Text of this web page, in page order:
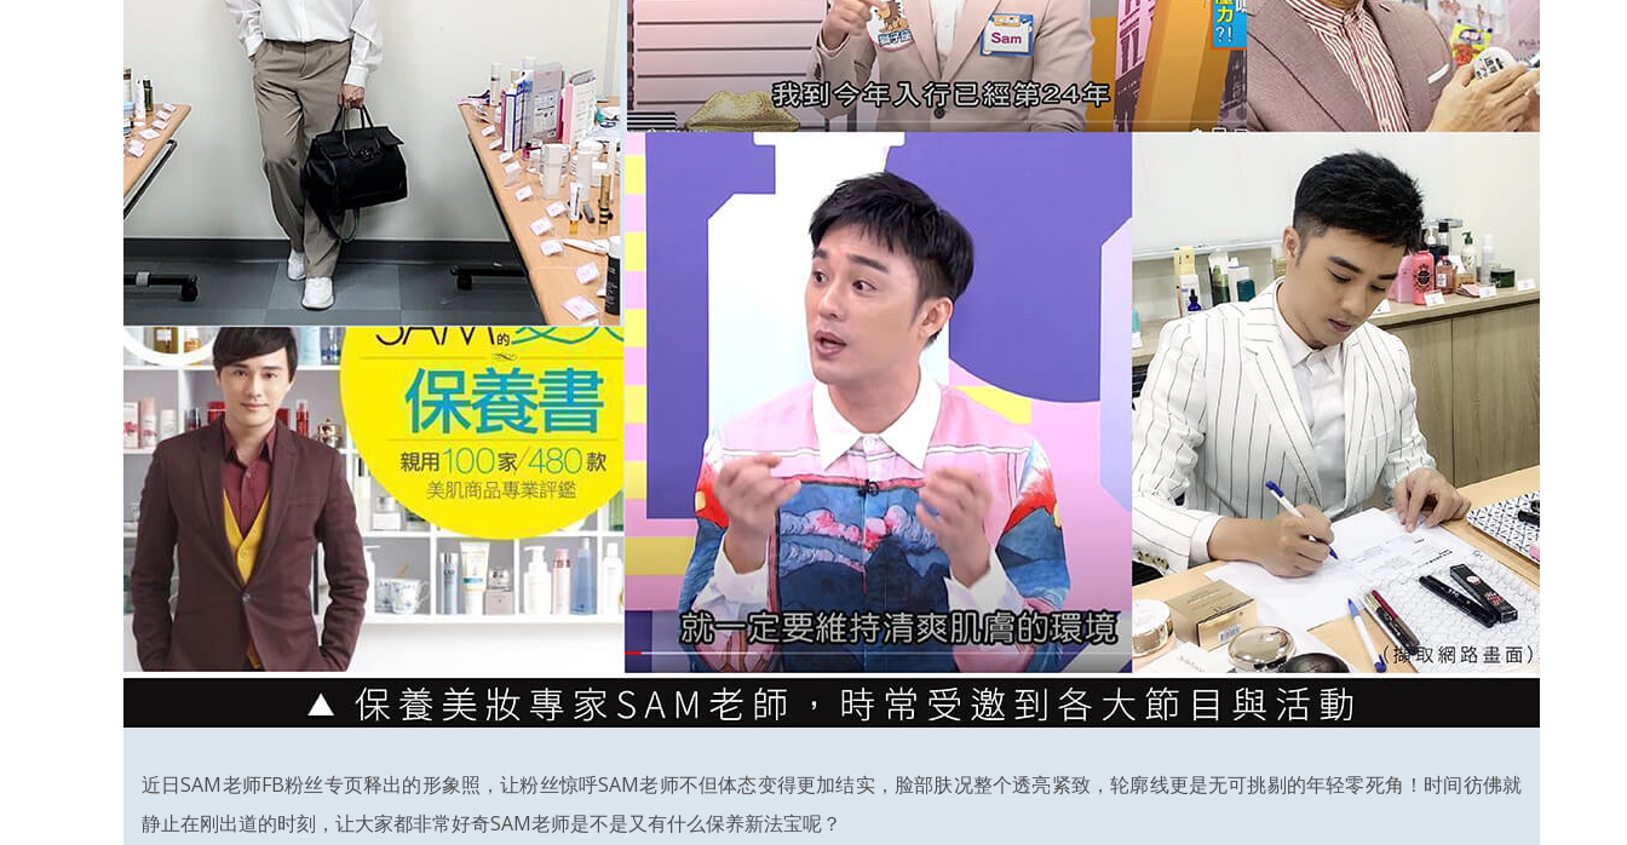
近日SAM老师FB粉丝专页释出的形象照，让粉丝惊呼SAM老师不但体态变得更加结实，脸部肤况整个透亮紧致，轮廓线更是无可挑剔的年轻零死角！时间彷佛就
静止在刚出道的时刻，让大家都非常好奇SAM老师是不是又有什么保养新法宝呢？